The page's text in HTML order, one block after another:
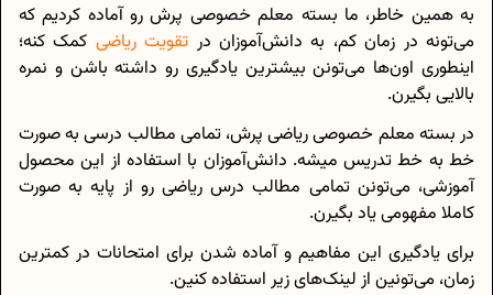
به همین خاطر، ما بسته معلم خصوصی پرش رو آماده کردیم که
می‌تونه در زمان کم، به دانش‌آموزان در تقویت ریاضی کمک کنه؛
اینطوری اون‌ها می‌تونن بیشترین یادگیری رو داشته باشن و نمره
بالایی بگیرن.
در بسته‌ معلم خصوصی ریاضی پرش، تمامی مطالب درسی به صورت
خط ‌به‌ خط تدریس میشه. دانش‌آموزان با استفاده از این محصول
آموزشی، می‌تونن تمامی مطالب درس ریاضی رو از پایه به صورت
کاملا مفهومی یاد بگیرن.
برای یادگیری این مفاهیم و آماده شدن برای امتحانات در کمترین
زمان، می‌تونین از لینک‌های زیر استفاده کنین.